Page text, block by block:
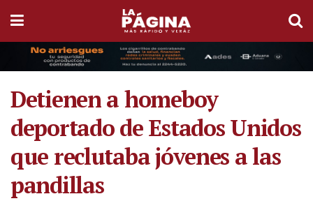
Detienen a homeboy
deportado de Estados Unidos
que reclutaba jóvenes a las
pandillas